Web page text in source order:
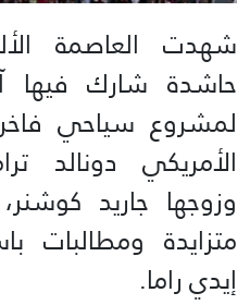
شهدت العاصمة
حاشدة شارك فيها
لمشروع سياحي فاخر
الأمريكي دونالد
وزوجها جاريد
متزايدة ومطالبات
إيدي راما.